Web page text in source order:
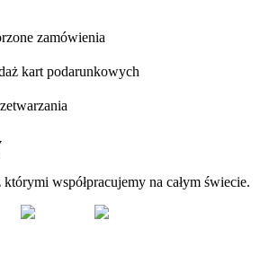
zamówienia
kart podarunkowych
współpracujemy na całym świecie.